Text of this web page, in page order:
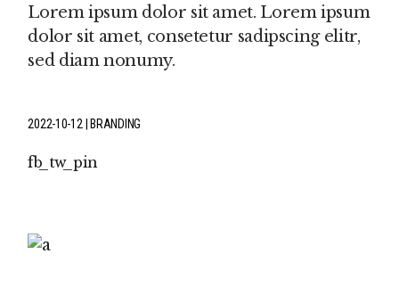
Lorem ipsum dolor sit amet. Lorem ipsum
dolor sit amet, consetetur sadipscing elitr,
sed diam nonumy.
2022-10-12 BRANDING
fb tw pin